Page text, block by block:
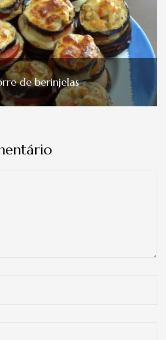
de berinjelas